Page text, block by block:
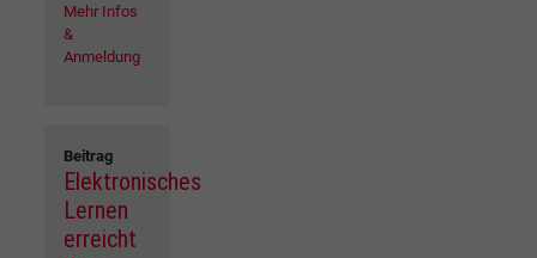
Mehr Infos
&
Anmeldung
Beitrag
Elektronisches
Lernen
erreicht